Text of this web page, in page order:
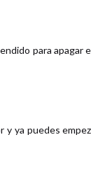
para apagar
ya puedes